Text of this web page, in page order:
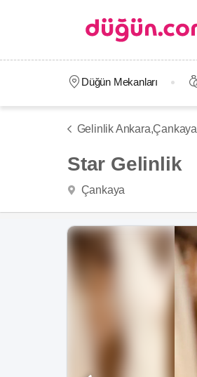
Düğün Mekanları
Gelinlik Ankara,Çankaya
Star Gelinlik
Çankaya